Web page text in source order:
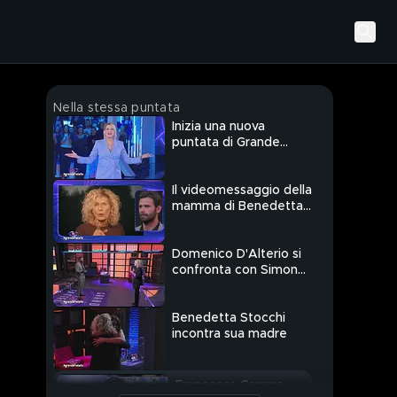
Nella stessa puntata
Inizia una nuova
puntata di Grande
Il videomessaggio della
mamma di Benedetta
Domenico D'Alterio si
confronta con Simona,
Benedetta Stocchi
incontra sua madre
Francesca Carrara